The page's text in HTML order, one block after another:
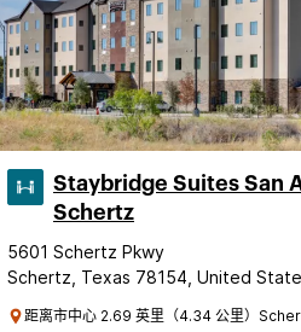
Staybridge Suites San
Schertz
5601 Schertz Pkwy
Schertz, Texas 78154, United
距离市中心 2.69 英里（4.34 公里）